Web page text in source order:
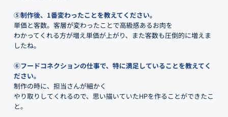
⑤制作後、1番変わったことを教えてください。
単価と客数。客層が変わったことで高級感あるお肉を
わかってくれる方が増え単価が上がり、また客数も圧倒的に増えま
したね。
⑥フードコネクションの仕事で、特に満足していることを教えてく
ださい。
制作の時に、担当さんが細かく
やり取りしてくれるので、思い描いていたHPを作ることができたこ
と。